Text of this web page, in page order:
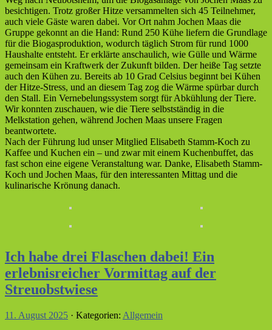
besichtigen. Trotz großer Hitze versammelten sich 45 Teilnehmer,
auch viele Gäste waren dabei. Vor Ort nahm Jochen Maas die
Gruppe gekonnt an die Hand: Rund 250 Kühe liefern die Grundlage
für die Biogasproduktion, wodurch täglich Strom für rund 1000
Haushalte entsteht. Er erklärte anschaulich, wie Gülle und Wärme
gemeinsam ein Kraftwerk der Zukunft bilden. Der heiße Tag setzte
auch den Kühen zu. Bereits ab 10 Grad Celsius beginnt bei Kühen
der Hitze-Stress, und an diesem Tag zog die Wärme spürbar durch
den Stall. Ein Vernebelungssystem sorgt für Abkühlung der Tiere.
Wir konnten zuschauen, wie die Tiere selbstständig in die
Melkstation gehen, während Jochen Maas unsere Fragen
beantwortete.
Nach der Führung lud unser Mitglied Elisabeth Stamm-Koch zu
Kaffee und Kuchen ein – und zwar mit einem Kuchenbuffet, das
fast schon eine eigene Veranstaltung war. Danke, Elisabeth Stamm-
Koch und Jochen Maas, für den interessanten Mittag und die
kulinarische Krönung danach.
Ich habe drei Flaschen dabei! Ein
erlebnisreicher Vormittag auf der
Streuobstwiese
11. August 2025 · Kategorien: Allgemein